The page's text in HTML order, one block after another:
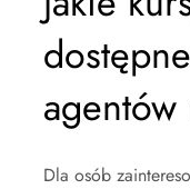
Dla osób